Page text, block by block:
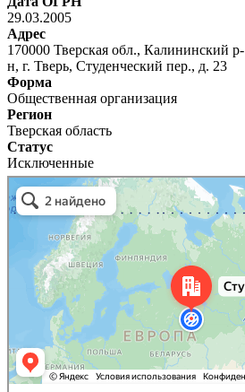
29.03.2005
Адрес
170000 Тверская обл., Калининский р-
н, г. Тверь, Студенческий пер., д. 23
Форма
Общественная организация
Регион
Тверская область
Статус
Исключенные